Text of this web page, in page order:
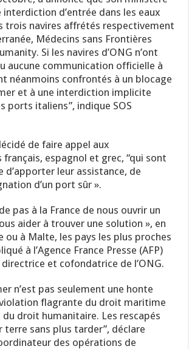
interdiction d’entrée dans les eaux
trois navires affrétés respectivement
Médecins sans Frontières
Si les navires d’ONG n’ont
aucune communication officielle à
néanmoins confrontés à un blocage
et à une interdiction implicite
ports italiens”, indique SOS
de faire appel aux
espagnol et grec, “qui sont
d’apporter leur assistance, de
d’un port sûr ».
pas à la France de nous ouvrir un
aider à trouver une solution », en
à Malte, les pays les plus proches
à l’Agence France Presse (AFP)
directrice et cofondatrice de l’ONG.
n’est pas seulement une honte
flagrante du droit maritime
droit humanitaire. Les rescapés
sans plus tarder”, déclare
des opérations de